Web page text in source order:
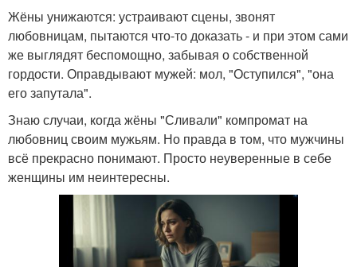
Жёны унижаются: устраивают сцены, звонят
любовницам, пытаются что-то доказать - и при этом сами
же выглядят беспомощно, забывая о собственной
гордости. Оправдывают мужей: мол, "Оступился", "она
его запутала".
Знаю случаи, когда жёны "Сливали" компромат на
любовниц своим мужьям. Но правда в том, что мужчины
всё прекрасно понимают. Просто неуверенные в себе
женщины им неинтересны.